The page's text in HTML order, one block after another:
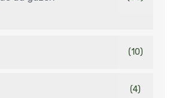
(10)
(4)